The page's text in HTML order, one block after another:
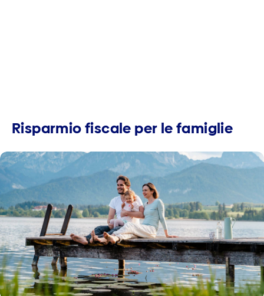
Risparmio fiscale per le famiglie